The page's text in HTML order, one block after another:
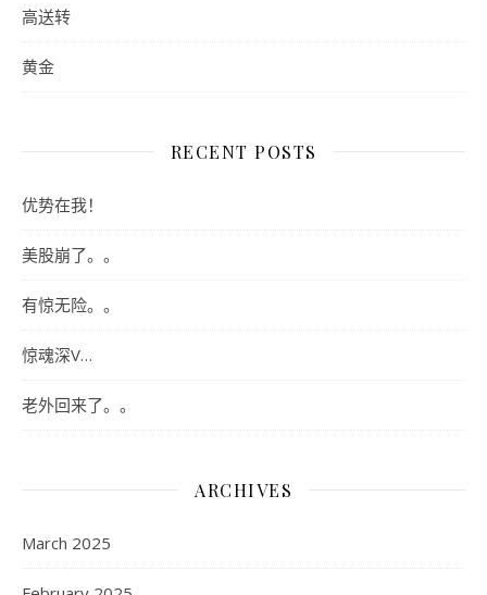
高送转
黄金
RECENT POSTS
优势在我！
美股崩了。。
有惊无险。。
惊魂深V…
老外回来了。。
ARCHIVES
March 2025